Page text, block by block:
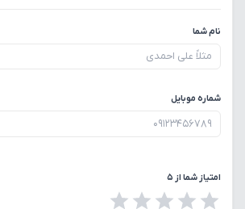
نام شما
شماره موبایل
امتیاز شما از ۵